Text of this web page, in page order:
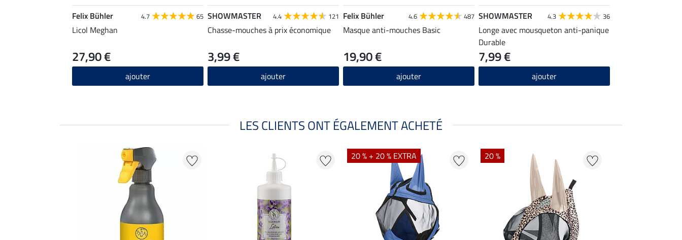
Felix Bühler 4.7 65
Licol Meghan
27,90 €
ajouter
SHOWMASTER 4.4 121
Chasse-mouches à prix économique
3,99 €
ajouter
Felix Bühler 4.6 487
Masque anti-mouches Basic
19,90 €
ajouter
SHOWMASTER 4.3 36
Longe avec mousqueton anti-panique
Durable
7,99 €
ajouter
LES CLIENTS ONT ÉGALEMENT ACHETÉ
20 % + 20 % EXTRA 20 %